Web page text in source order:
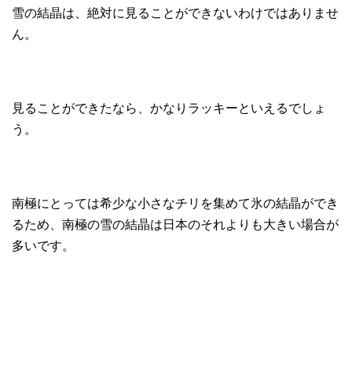
雪の結晶は、絶対に見ることができないわけではありませ
ん。
見ることができたなら、かなりラッキーといえるでしょ
う。
南極にとっては希少な小さなチリを集めて氷の結晶ができ
るため、南極の雪の結晶は日本のそれよりも大きい場合が
多いです。